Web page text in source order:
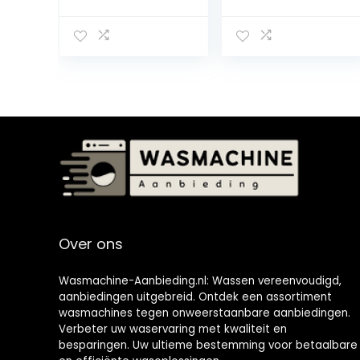
kg
woning,
41 x 81,5 cm
(blauw)
kg, 1400
trommel,
kinderbeveiligin
g, sterilTub, wit
Over ons
Wasmachine-Aanbieding.nl: Wassen vereenvoudigd,
aanbiedingen uitgebreid. Ontdek een assortiment
wasmachines tegen onweerstaanbare aanbiedingen.
Verbeter uw waservaring met kwaliteit en
besparingen. Uw ultieme bestemming voor betaalbare